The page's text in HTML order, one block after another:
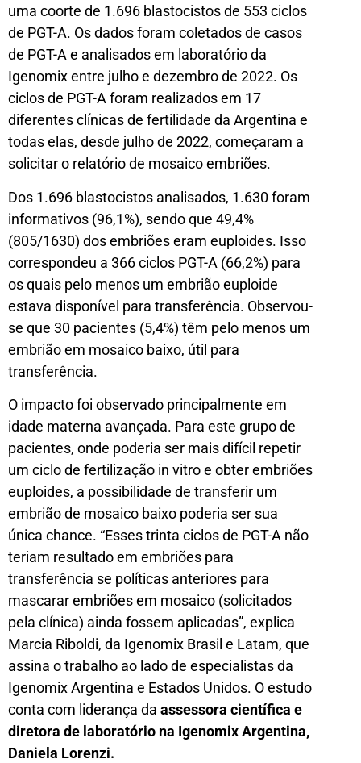
uma coorte de 1.696 blastocistos de 553 ciclos
de PGT-A. Os dados foram coletados de casos
de PGT-A e analisados em laboratório da
Igenomix entre julho e dezembro de 2022. Os
ciclos de PGT-A foram realizados em 17
diferentes clínicas de fertilidade da Argentina e
todas elas, desde julho de 2022, começaram a
solicitar o relatório de mosaico embriões.
Dos 1.696 blastocistos analisados, 1.630 foram
informativos (96,1%), sendo que 49,4%
(805/1630) dos embriões eram euploides. Isso
correspondeu a 366 ciclos PGT-A (66,2%) para
os quais pelo menos um embrião euploide
estava disponível para transferência. Observou-
se que 30 pacientes (5,4%) têm pelo menos um
embrião em mosaico baixo, útil para
transferência.
O impacto foi observado principalmente em
idade materna avançada. Para este grupo de
pacientes, onde poderia ser mais difícil repetir
um ciclo de fertilização in vitro e obter embriões
euploides, a possibilidade de transferir um
embrião de mosaico baixo poderia ser sua
única chance. “Esses trinta ciclos de PGT-A não
teriam resultado em embriões para
transferência se políticas anteriores para
mascarar embriões em mosaico (solicitados
pela clínica) ainda fossem aplicadas”, explica
Marcia Riboldi, da Igenomix Brasil e Latam, que
assina o trabalho ao lado de especialistas da
Igenomix Argentina e Estados Unidos. O estudo
conta com liderança da assessora científica e
diretora de laboratório na Igenomix Argentina,
Daniela Lorenzi.